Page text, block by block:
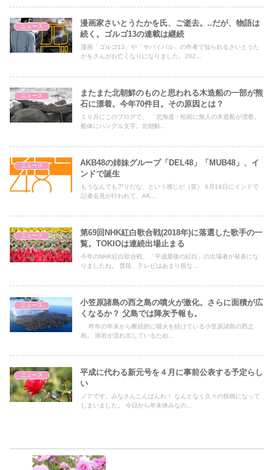
ニュース
漫画家さいとうたかを氏、ご逝去。..だが、物語は
続く。ゴルゴ13の連載は継続
漫画「ゴルゴ13」や「サバイバル」の作者で知られるさいとうた
かをさんがお亡くなりになりました。202...
ニュース
またまた北朝鮮のものと思われる木造船の一部が熊
石に漂着。今年70件目。その原因とは？
１０月にこのブログで、 「北海道・松前に無人の木造船が漂着。
船体にハングル文字。北朝鮮...
ニュース
AKB48の姉妹グループ「DEL48」「MUB48」、イ
ンドで誕生
もうなんでもアリだな、という感じが（笑） 6月19日にインドで
記者会見が行われて、AK...
ニュース
第69回NHK紅白歌合戦(2018年)に落選した歌手の一
覧。TOKIOは連続出場止まる
今年のNHK紅白歌合戦、「平成最後の紅白」の出場者が発表にな
りましたね。 普段、テレビはあまり視な...
ニュース
小笠原諸島の西之島の噴火が激化。さらに面積が広
くなるか？ 父島では降灰予報も。
昨年の年末から断続的に噴火を続けている小笠原諸島の西之
島。 溶岩が流れ出しているため...
ニュース
平成に代わる新元号を４月に事前公表する予定らし
い
ノアです。みなさんこんばんわ！ なんとなく久々の投稿になって
しまいました。 今日から年末休みなの...